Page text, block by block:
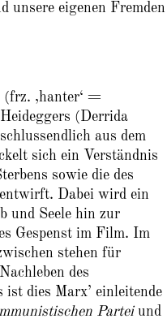
unsere eigenen Fremden
(frz. ‚hanter‘ =
(Derrida
aus dem
sich ein Verständnis
sowie die des
entwirft. Dabei wird ein
und Seele hin zur
Gespenst im Film. Im
stehen für
des
ist dies Marx’ einleitende
Parteiund